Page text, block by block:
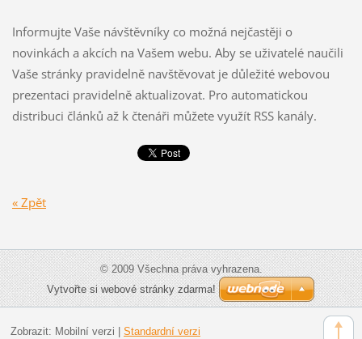
Informujte Vaše návštěvníky co možná nejčastěji o
novinkách a akcích na Vašem webu. Aby se uživatelé naučili
Vaše stránky pravidelně navštěvovat je důležité webovou
prezentaci pravidelně aktualizovat. Pro automatickou
distribuci článků až k čtenáři můžete využít RSS kanály.
« Zpět
© 2009 Všechna práva vyhrazena.
Vytvořte si webové stránky zdarma!
Zobrazit: Mobilní verzi Standardní verzi